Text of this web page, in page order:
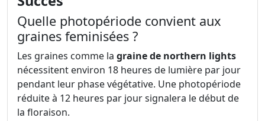
Quelle photopériode convient aux
graines feminisées ?
Les graines comme la graine de northern lights
nécessitent environ 18 heures de lumière par jour
pendant leur phase végétative. Une photopériode
réduite à 12 heures par jour signalera le début de
la floraison.